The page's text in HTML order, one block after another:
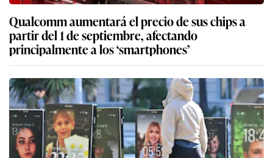
Qualcomm aumentará el precio de sus chips a
partir del 1 de septiembre, afectando
principalmente a los ‘smartphones’